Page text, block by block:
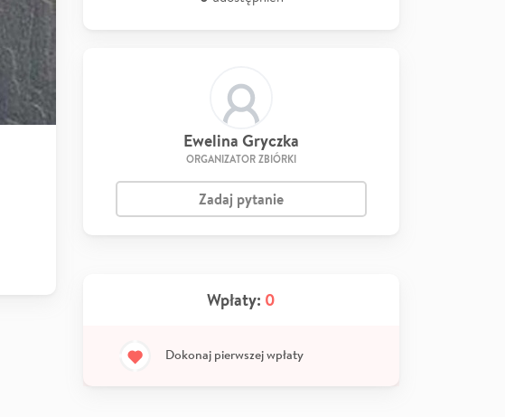
Ewelina Gryczka
ORGANIZATOR ZBIÓRKI
Zadaj pytanie
Wpłaty: 0
Dokonaj pierwszej wpłaty